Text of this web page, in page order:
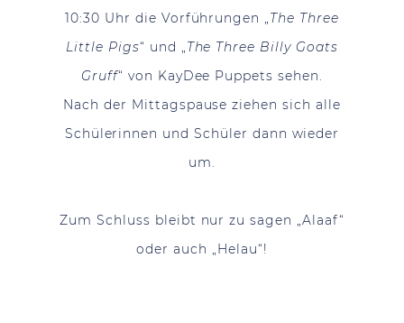
10:30 Uhr die Vorführungen „The Three
Little Pigs“ und „The Three Billy Goats
Gruff“ von KayDee Puppets sehen.
Nach der Mittagspause ziehen sich alle
Schülerinnen und Schüler dann wieder
um.
Zum Schluss bleibt nur zu sagen „Alaaf“
oder auch „Helau“!